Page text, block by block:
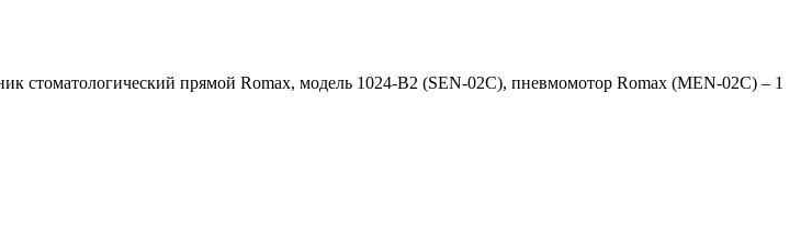
стоматологический прямой Romax, модель 1024-B2 (SEN-02C), пневмомотор Romax (MEN-02C) – 1